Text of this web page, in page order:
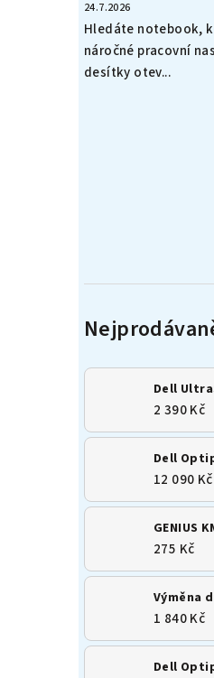
24.7.2026
Hledáte notebook,
náročné pracovní
desítky otev...
2 390 Kč
12 090 Kč
GENIUS
275 Kč
1 840 Kč